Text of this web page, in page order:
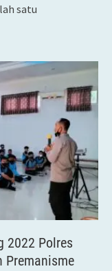
satu
2022 Polres
Premanisme